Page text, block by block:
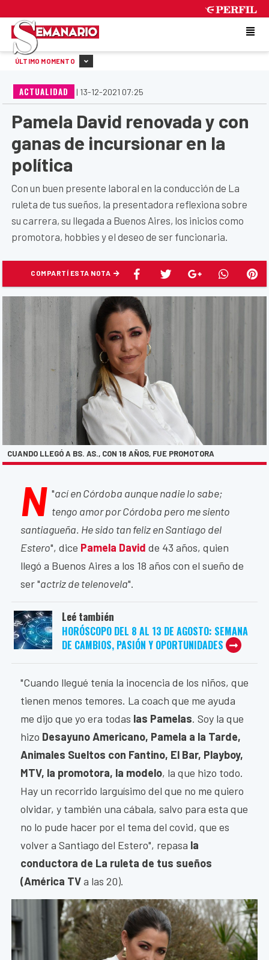
ÚLTIMO MOMENTO
ACTUALIDAD | 13-12-2021 07:25
Pamela David renovada y con
ganas de incursionar en la
política
Con un buen presente laboral en la conducción de La
ruleta de tus sueños, la presentadora reflexiona sobre
su carrera, su llegada a Buenos Aires, los inicios como
promotora, hobbies y el deseo de ser funcionaria.
COMPARTÍ ESTA NOTA
CUANDO LLEGÓ A BS. AS., CON 18 AÑOS, FUE PROMOTORA
"
N
ací en Córdoba aunque nadie lo sabe;
tengo amor por Córdoba pero me siento
santiagueña. He sido tan feliz en Santiago del
Estero", dice Pamela David de 43 años, quien
llegó a Buenos Aires a los 18 años con el sueño de
ser "actriz de telenovela".
Leé también
HORÓSCOPO DEL 8 AL 13 DE AGOSTO: SEMANA
DE CAMBIOS, PASIÓN Y OPORTUNIDADES
"Cuando llegué tenía la inocencia de los niños, que
tienen menos temores. La coach que me ayuda
me dijo que yo era todas las Pamelas. Soy la que
hizo Desayuno Americano, Pamela a la Tarde,
Animales Sueltos con Fantino, El Bar, Playboy,
MTV, la promotora, la modelo, la que hizo todo.
Hay un recorrido larguísimo del que no me quiero
olvidar, y también una cábala, salvo para esta que
no lo pude hacer por el tema del covid, que es
volver a Santiago del Estero", repasa la
conductora de La ruleta de tus sueños
(América TVa las 20).